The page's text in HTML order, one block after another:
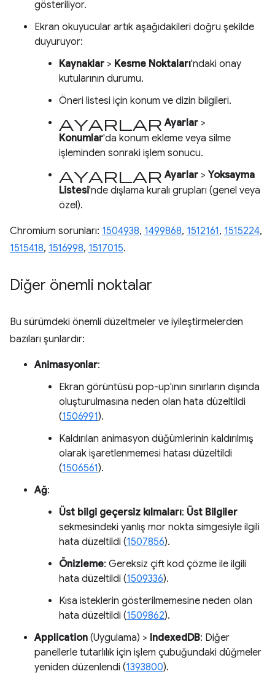
gösteriliyor.
Ekran okuyucular artık aşağıdakileri doğru şekilde
duyuruyor:
Kaynaklar > Kesme Noktaları'ndaki onay
kutularının durumu.
Öneri listesi için konum ve dizin bilgileri.
Ayarlar Ayarlar >
Konumlar'da konum ekleme veya silme
işleminden sonraki işlem sonucu.
Ayarlar Ayarlar > Yoksayma
Listesi'nde dışlama kuralı grupları (genel veya
özel).
Chromium sorunları: 1504938, 1499868, 1512161, 1515224,
1515418, 1516998, 1517015.
Diğer önemli noktalar
Bu sürümdeki önemli düzeltmeler ve iyileştirmelerden
bazıları şunlardır:
Animasyonlar:
Ekran görüntüsü pop-up'ının sınırların dışında
oluşturulmasına neden olan hata düzeltildi
(1506991).
Kaldırılan animasyon düğümlerinin kaldırılmış
olarak işaretlenmemesi hatası düzeltildi
(1506561).
Ağ:
Üst bilgi geçersiz kılmaları: Üst Bilgiler
sekmesindeki yanlış mor nokta simgesiyle ilgili
hata düzeltildi (1507856).
Önizleme: Gereksiz çift kod çözme ile ilgili
hata düzeltildi (1509336).
Kısa isteklerin gösterilmemesine neden olan
hata düzeltildi (1509862).
Application (Uygulama) > IndexedDB: Diğer
panellerle tutarlılık için işlem çubuğundaki düğmeler
yeniden düzenlendi (1393800).